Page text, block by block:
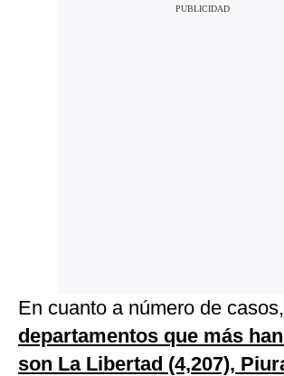
En cuanto a número de casos,
departamentos que más
son La Libertad (4,207),